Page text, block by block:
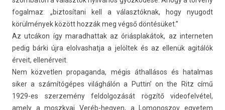
fogal­maz: „bi­ztosítani kell a választóknak, hogy nyugodt
körülmények között hozzák meg végső döntésüket.”
Az utcákon így marad­hattak az óriásplakátok, az in­ter­net­en
pedig bárki újra elol­vashat­ja a jelöltek és az ellenük agitálók
érveit, ellenérveit.
Nem köz­vetl­en pro­pagan­da, mégis áthallásos és hatal­mas
siker a számítógépes világhálón a Put­tin’ on the Ritz című
1929-es szer­zemény fel­dolgozását rögzítő videofel­vétel,
amely a moszkvai Veréb-hegyen, a Lomonos­zov egyetem